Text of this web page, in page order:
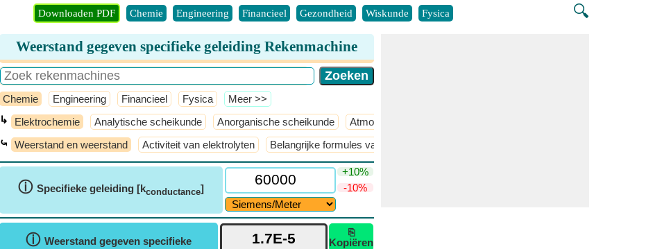
🔍
Downloaden PDF Chemie Engineering Financieel Gezondheid Wiskunde Fysica
Weerstand gegeven specifieke geleiding Rekenmachine
Chemie Engineering Financieel Fysica ​Meer >>
↳ Elektrochemie Analytische scheikunde Anorganische scheikunde Atmosferische Chemie
⤿ Weerstand en weerstand Activiteit van elektrolyten Belangrijke formules van Gibbs Vrije Energie en Entropie en Helmholtz Vrije Energie
ⓘ Specifieke geleiding [kconductance]
+10%
-10%
ⓘ Weerstand gegeven specifieke
⎘
Kopiëren